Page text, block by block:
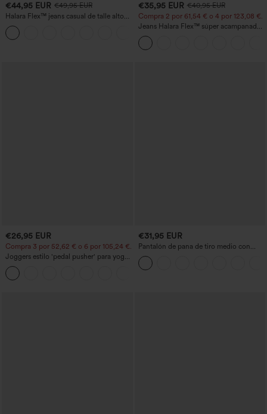
€44,95 EUR €49,95 EUR
Halara Flex™ jeans casual de talle alto
con bolsillos, pierna recta y lavados
€35,95 EUR €40,95 EUR
Compra 2 por 61,54 € o 4 por 123,08 €.
Jeans Halara Flex™ súper acampanado
elástico lavado bolsillo cruzado tiro alto
€26,95 EUR
Compra 3 por 52,62 € o 6 por 105,24 €.
Joggers estilo 'pedal pusher' para yoga
de talle alto, fruncidos y jaspeados, con
bolsillos
€31,95 EUR
Pantalón de pana de tiro medio con
cremallera